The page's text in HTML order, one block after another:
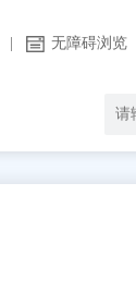
无障碍浏览